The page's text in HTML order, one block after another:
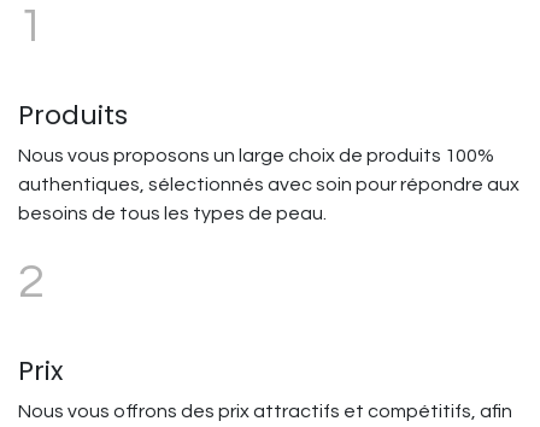
1
Produits
Nous vous proposons un large choix de produits 100%
authentiques, sélectionnés avec soin pour répondre aux
besoins de tous les types de peau.
2
Prix
Nous vous offrons des prix attractifs et compétitifs, afin